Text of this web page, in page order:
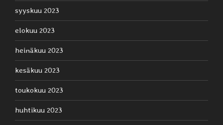
syyskuu 2023
elokuu 2023
heinäkuu 2023
kesäkuu 2023
toukokuu 2023
huhtikuu 2023